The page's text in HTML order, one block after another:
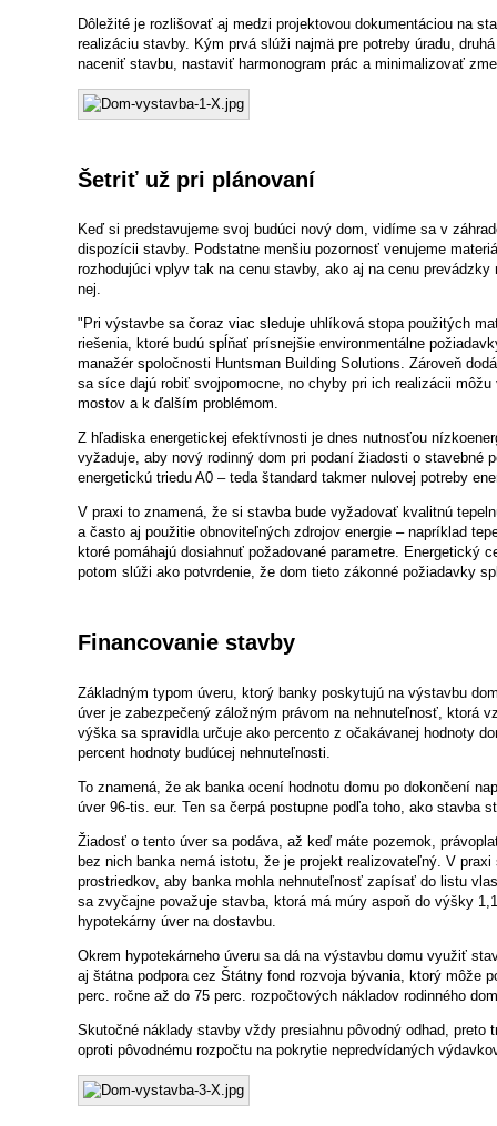
Dôležité je rozlišovať aj medzi projektovou dokumentáciou na
realizáciu stavby. Kým prvá slúži najmä pre potreby úradu,
naceniť stavbu, nastaviť harmonogram prác a minimalizovať
Šetriť už pri plánovaní
Keď si predstavujeme svoj budúci nový dom, vidíme sa v
dispozícii stavby. Podstatne menšiu pozornosť venujeme
rozhodujúci vplyv tak na cenu stavby, ako aj na cenu
nej.
"Pri výstavbe sa čoraz viac sleduje uhlíková stopa použitých
riešenia, ktoré budú spĺňať prísnejšie environmentálne
manažér spoločnosti Huntsman Building Solutions. Zároveň
sa síce dajú robiť svojpomocne, no chyby pri ich realizácii
mostov a k ďalším problémom.
Z hľadiska energetickej efektívnosti je dnes nutnosťou
vyžaduje, aby nový rodinný dom pri podaní žiadosti o stavebné
energetickú triedu A0 – teda štandard takmer nulovej potreby
V praxi to znamená, že si stavba bude vyžadovať kvalitnú
a často aj použitie obnoviteľných zdrojov energie – napríklad
ktoré pomáhajú dosiahnuť požadované parametre. Energetický
potom slúži ako potvrdenie, že dom tieto zákonné požiadavky
Financovanie stavby
Základným typom úveru, ktorý banky poskytujú na výstavbu
úver je zabezpečený záložným právom na nehnuteľnosť, ktorá
výška sa spravidla určuje ako percento z očakávanej hodnoty
percent hodnoty budúcej nehnuteľnosti.
To znamená, že ak banka ocení hodnotu domu po dokončení
úver 96-tis. eur. Ten sa čerpá postupne podľa toho, ako stavba
Žiadosť o tento úver sa podáva, až keď máte pozemok,
bez nich banka nemá istotu, že je projekt realizovateľný. V
prostriedkov, aby banka mohla nehnuteľnosť zapísať do listu
sa zvyčajne považuje stavba, ktorá má múry aspoň do výšky
hypotekárny úver na dostavbu.
Okrem hypotekárneho úveru sa dá na výstavbu domu využiť
aj štátna podpora cez Štátny fond rozvoja bývania, ktorý môže
perc. ročne až do 75 perc. rozpočtových nákladov rodinného
Skutočné náklady stavby vždy presiahnu pôvodný odhad, preto
oproti pôvodnému rozpočtu na pokrytie nepredvídaných